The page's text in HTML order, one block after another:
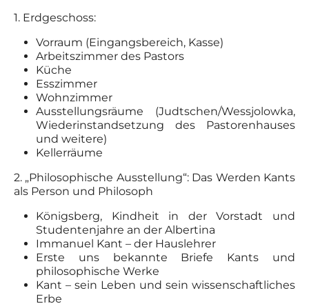
1. Erdgeschoss:
Vorraum (Eingangsbereich, Kasse)
Arbeitszimmer des Pastors
Küche
Esszimmer
Wohnzimmer
Ausstellungsräume (Judtschen/Wessjolowka,
Wiederinstandsetzung des Pastorenhauses
und weitere)
Kellerräume
2. „Philosophische Ausstellung“: Das Werden Kants
als Person und Philosoph
Königsberg, Kindheit in der Vorstadt und
Studentenjahre an der Albertina
Immanuel Kant – der Hauslehrer
Erste uns bekannte Briefe Kants und
philosophische Werke
Kant – sein Leben und sein wissenschaftliches
Erbe